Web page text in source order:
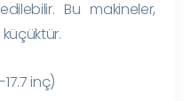
Bu makineler,
inç)